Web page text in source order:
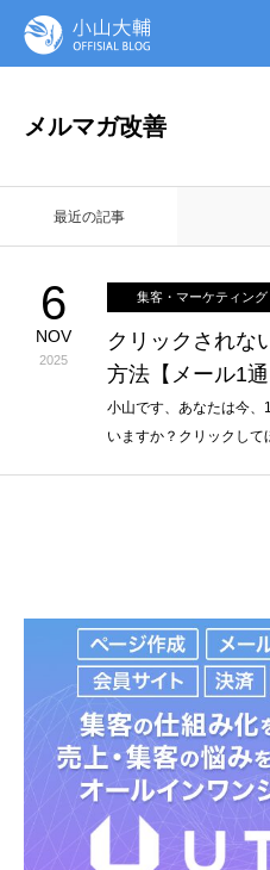
メルマガ改善
最近の記事
6
NOV
2025
集客・マーケティング
クリックされな
方法【メール1
小山です、あなたは今、
いますか？クリックし
無料ガイドブック
オンシク本
プロフィール